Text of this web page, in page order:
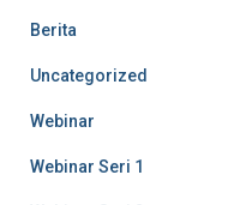
Berita
Uncategorized
Webinar
Webinar Seri 1